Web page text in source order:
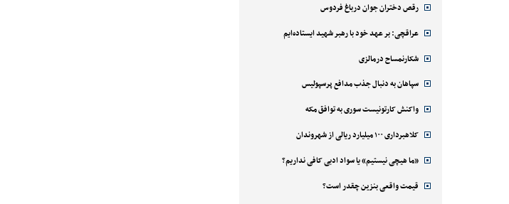
رقص دختران جوان درباغ فردوس
عراقچی: بر عهد خود با رهبر شهید ایستاده‌ایم
شکارنمساح درمالزی
سپاهان به دنبال جذب مدافع پرسپولیس
واکنش کارتونیست سوری به توافق مکه
کلاهبرداری ۱۰۰ میلیارد ریالی از شهروندان
«ما هیچی نیستیم» یا سواد ادبی کافی نداریم؟
قیمت واقعی بنزین چقدر است؟